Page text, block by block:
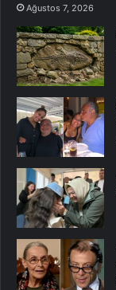
Ağustos 7, 2026